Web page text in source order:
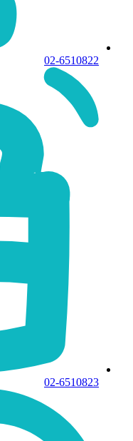
02-6510822
02-6510823